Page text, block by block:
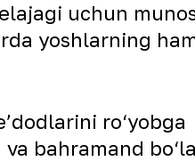
uchun
yoshlarning
ro‘yobga
bahramand